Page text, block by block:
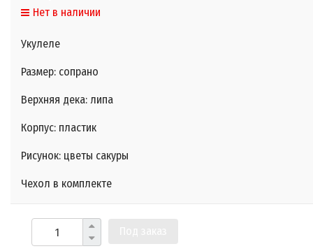
Нет в наличии
Укулеле
Размер: сопрано
Верхняя дека: липа
Корпус: пластик
Рисунок: цветы сакуры
Чехол в комплекте